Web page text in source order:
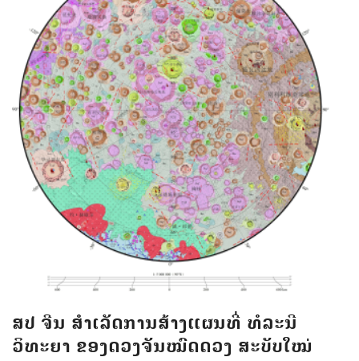
ສປ ຈີນ ສຳເລັດການສ້າງແຜນທີ່ ທໍລະນີ
ວິທະຍາ ຂອງດວງຈັນໝົດດວງ ສະບັບໃໝ່